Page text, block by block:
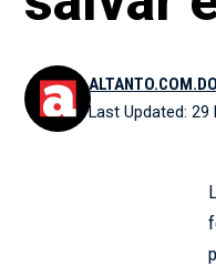
Last Updated: 29
ALTANTO.COM.DO